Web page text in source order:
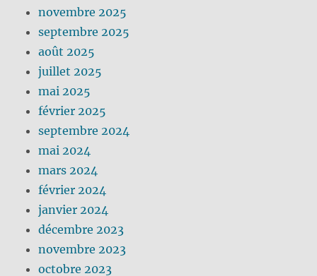
novembre 2025
septembre 2025
août 2025
juillet 2025
mai 2025
février 2025
septembre 2024
mai 2024
mars 2024
février 2024
janvier 2024
décembre 2023
novembre 2023
octobre 2023